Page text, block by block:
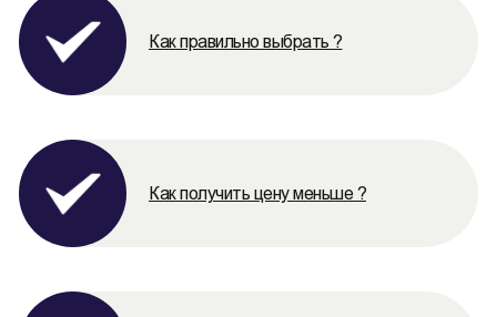
Как правильно выбрать ?
Как получить цену меньше ?